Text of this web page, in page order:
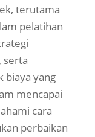
terutama
pelatihan
serta
biaya yang
mencapai
cara
perbaikan